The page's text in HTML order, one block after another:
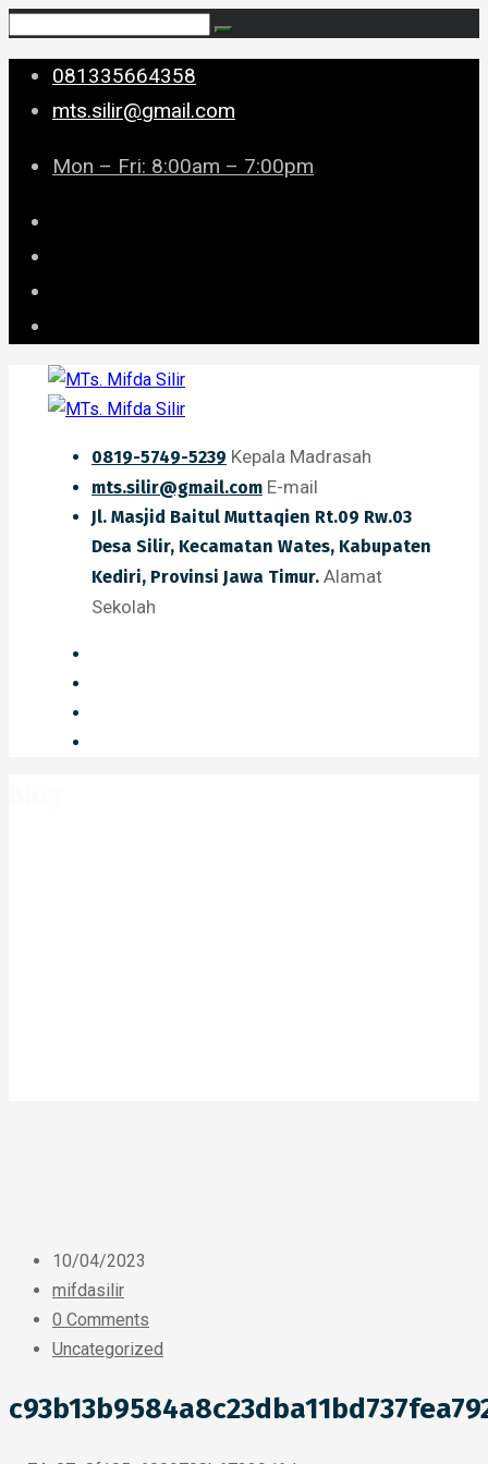
081335664358
mts.silir@gmail.com
Mon – Fri: 8:00am – 7:00pm
0819-5749-5239 Kepala Madrasah
mts.silir@gmail.com E-mail
Jl. Masjid Baitul Muttaqien Rt.09 Rw.03
Desa Silir, Kecamatan Wates, Kabupaten
Kediri, Provinsi Jawa Timur. Alamat
Sekolah
10/04/2023
mifdasilir
0 Comments
Uncategorized